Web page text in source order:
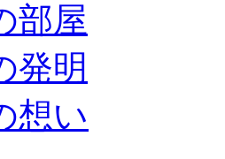
部屋
発明
想い